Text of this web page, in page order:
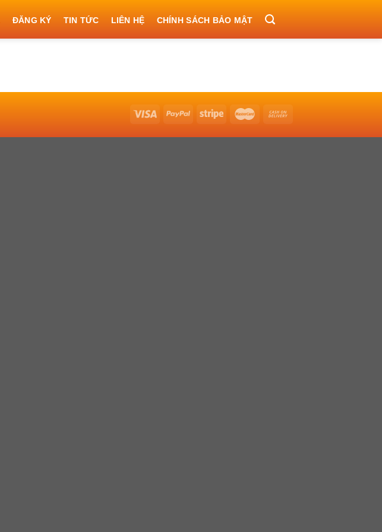
ĐĂNG KÝ TIN TỨC LIÊN HỆ CHÍNH SÁCH BẢO MẬT